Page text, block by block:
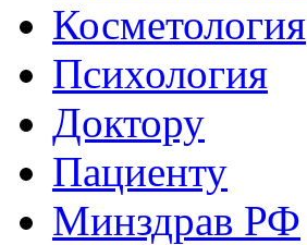
Косметология
Психология
Доктору
Пациенту
Минздрав РФ